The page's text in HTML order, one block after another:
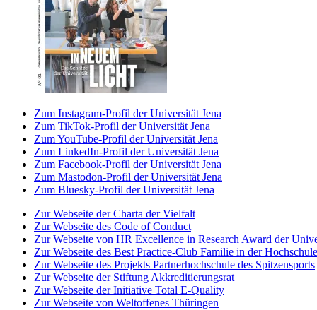
Zum Instagram-Profil der Universität Jena
Zum TikTok-Profil der Universität Jena
Zum YouTube-Profil der Universität Jena
Zum LinkedIn-Profil der Universität Jena
Zum Facebook-Profil der Universität Jena
Zum Mastodon-Profil der Universität Jena
Zum Bluesky-Profil der Universität Jena
Zur Webseite der Charta der Vielfalt
Zur Webseite des Code of Conduct
Zur Webseite von HR Excellence in Research Award der
Zur Webseite des Best Practice-Club Familie in der Hochschule
Zur Webseite des Projekts Partnerhochschule des Spitzensports
Zur Webseite der Stiftung Akkreditierungsrat
Zur Webseite der Initiative Total E-Quality
Zur Webseite von Weltoffenes Thüringen